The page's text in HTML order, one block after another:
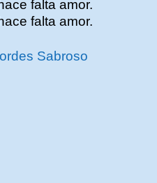
falta amor.
falta amor.
Sabroso